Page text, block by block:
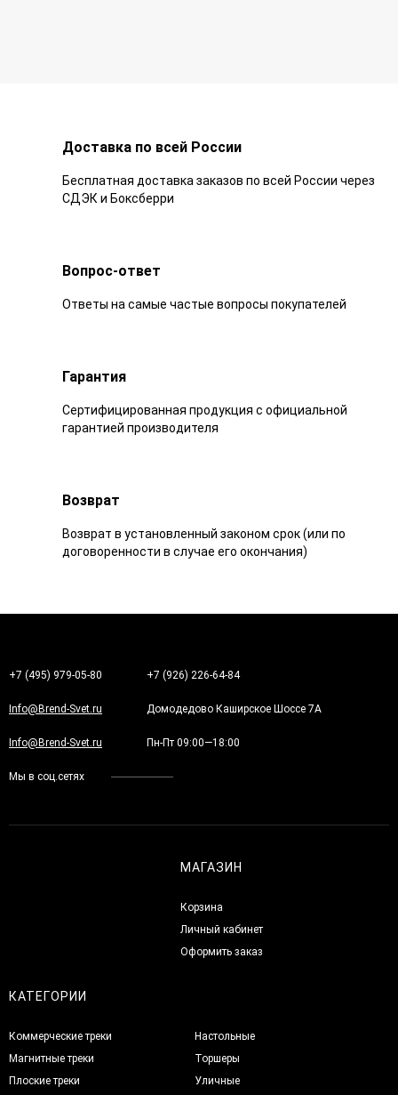
Доставка по всей России
Бесплатная доставка заказов по всей России через
СДЭК и Боксберри
Вопрос-ответ
Ответы на самые частые вопросы покупателей
Гарантия
Сертифицированная продукция с официальной
гарантией производителя
Возврат
Возврат в установленный законом срок (или по
договоренности в случае его окончания)
+7 (495) 979-05-80 +7 (926) 226-64-84
Info@Brend-Svet.ru Домодедово Каширское Шоссе 7А
Info@Brend-Svet.ru Пн-Пт 09:00—18:00
Мы в соц.сетях
МАГАЗИН
Корзина
Личный кабинет
Оформить заказ
КАТЕГОРИИ
Коммерческие треки
Магнитные треки
Плоские треки
Настольные
Торшеры
Уличные